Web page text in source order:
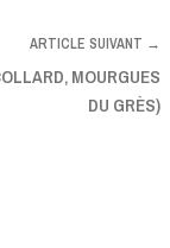
ARTICLE SUIVANT →
MOURGUES
DU GRÈS)